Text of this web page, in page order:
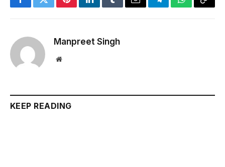
FacebookTwitterPinterestLinkedInTumblrEmailTelegramWhatsApp
Copy
Manpreet Singh
Website
KEEP READING